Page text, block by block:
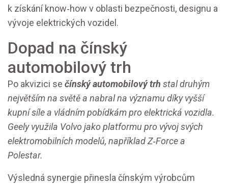
k získání know‑how v oblasti bezpečnosti, designu a
vývoje elektrických vozidel.
Dopad na čínský
automobilový trh
Po akvizici se čínský automobilový trh stal druhým
největším na světě a nabral na významu díky vyšší
kupní síle a vládním pobídkám pro elektrická vozidla.
Geely využila Volvo jako platformu pro vývoj svých
elektromobilních modelů, například Z‑Force a
Polestar.
Výsledná synergie přinesla čínským výrobcům